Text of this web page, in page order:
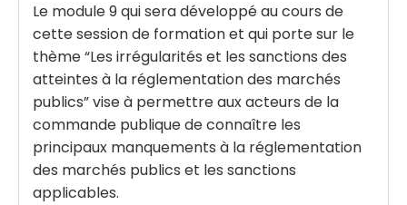
Le module 9 qui sera développé au cours de
cette session de formation et qui porte sur le
thème “Les irrégularités et les sanctions des
atteintes à la réglementation des marchés
publics” vise à permettre aux acteurs de la
commande publique de connaître les
principaux manquements à la réglementation
des marchés publics et les sanctions
applicables.